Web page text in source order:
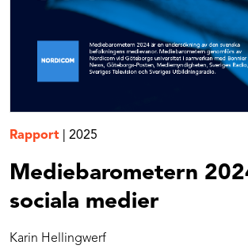
Rapport 2025
Mediebarometern
sociala medier
Karin Hellingwerf